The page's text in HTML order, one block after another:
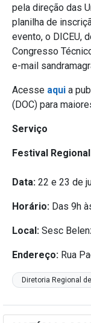
pela direção das
planilha de
evento, o DICEU,
Congresso
e-mail
Acesse aqui a
(DOC) para
Serviço
Festival
Data: 22 e 23 de
Horário: Das 9h
Local: Sesc
Endereço: Rua
Diretoria Regional